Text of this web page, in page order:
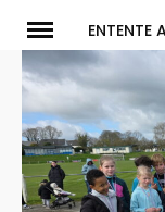
content
ENTENTE